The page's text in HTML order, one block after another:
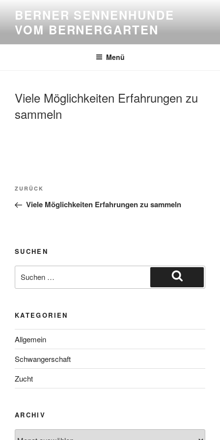
springen
BERNER SENNENHUNDE
VOM BERNERGARTEN
Menü
Viele Möglichkeiten Erfahrungen zu
sammeln
Beitragsnavigation
Vorheriger
Beitrag
ZURÜCK
Viele Möglichkeiten Erfahrungen zu sammeln
SUCHEN
nach:
Suchen
KATEGORIEN
Allgemein
Schwangerschaft
Zucht
ARCHIV